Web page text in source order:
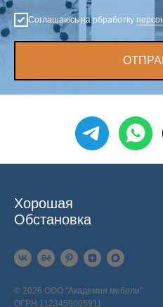
Соглашаюсь на обработку
Хорошая
Обстановка
© 2026 ООО "Академия мебели"
ОГРН 1123459005911